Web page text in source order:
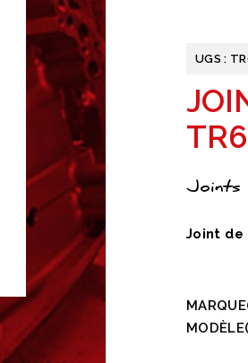
UGS :
Joints
Joint de